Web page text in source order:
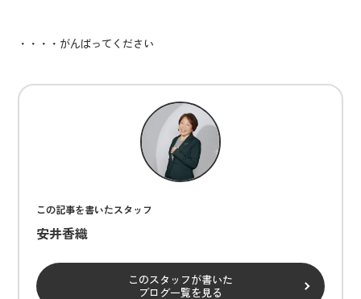
・・・・がんばってください
この記事を書いたスタッフ
安井香織
このスタッフが書いた
ブログ一覧を見る